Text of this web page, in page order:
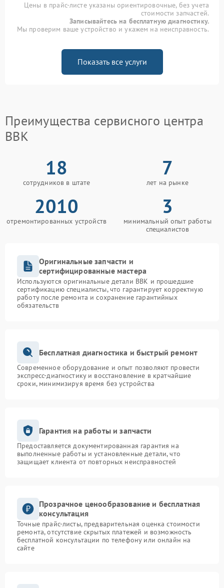
Цены в прайс-листе указаны ориентировочные, без учета
стоимости запчастей.
Записывайтесь на бесплатную диагностику.
Мы проверим ваше устройство и укажем на неисправность.
Показать все услуги
Преимущества сервисного центра
BBK
18
сотрудников в штате
7
лет на рынке
2010
отремонтированных устройств
3
минимальный опыт работы
специалистов
Оригинальные запчасти и
сертифицированные мастера
Используются оригинальные детали BBK и прошедшие
сертификацию специалисты, что гарантирует корректную
работу после ремонта и сохранение гарантийных
обязательств
Бесплатная диагностика и быстрый ремонт
Современное оборудование и опыт позволяют провести
экспресс-диагностику и восстановление в кратчайшие
сроки, минимизируя время без устройства
Гарантия на работы и запчасти
Предоставляется документированная гарантия на
выполненные работы и установленные детали, что
защищает клиента от повторных неисправностей
Прозрачное ценообразование и бесплатная
консультация
Точные прайс-листы, предварительная оценка стоимости
ремонта, отсутствие скрытых платежей и возможность
бесплатной консультации по телефону или онлайн на
сайте